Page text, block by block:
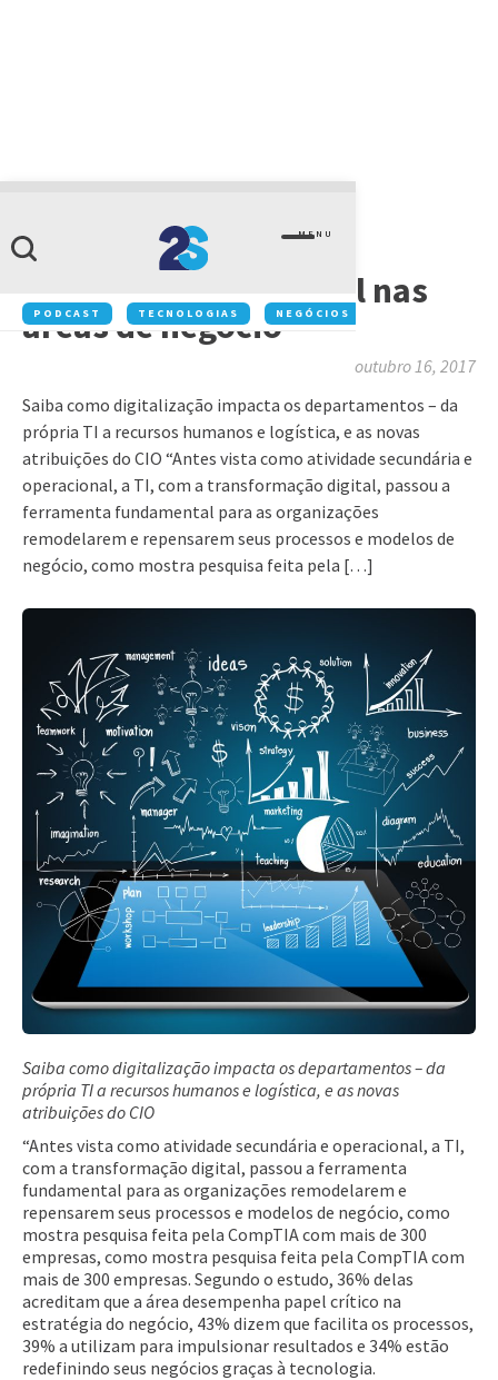
MENU
PODCAST TECNOLOGIAS NEGÓCIOS
Ebook exclusivo:
transformação digital nas
áreas de negócio
outubro 16, 2017
Saiba como digitalização impacta os departamentos – da
própria TI a recursos humanos e logística, e as novas
atribuições do CIO “Antes vista como atividade secundária e
operacional, a TI, com a transformação digital, passou a
ferramenta fundamental para as organizações
remodelarem e repensarem seus processos e modelos de
negócio, como mostra pesquisa feita pela […]
Saiba como digitalização impacta os departamentos – da
própria TI a recursos humanos e logística, e as novas
atribuições do CIO
“Antes vista como atividade secundária e operacional, a TI,
com a transformação digital, passou a ferramenta
fundamental para as organizações remodelarem e
repensarem seus processos e modelos de negócio, como
mostra pesquisa feita pela CompTIA com mais de 300
empresas, como mostra pesquisa feita pela CompTIA com
mais de 300 empresas. Segundo o estudo, 36% delas
acreditam que a área desempenha papel crítico na
estratégia do negócio, 43% dizem que facilita os processos,
39% a utilizam para impulsionar resultados e 34% estão
redefinindo seus negócios graças à tecnologia.